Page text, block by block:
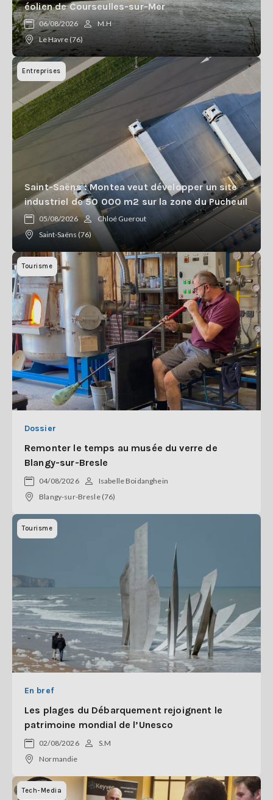
éolien de Courseulles-sur-Mer
06/08/2026
M.H
Le Havre (76)
Entreprises
Saint-Saëns : Montea veut développer un site
industriel de 50 000 m2 sur la zone du Pucheuil
05/08/2026
Chloé Guerout
Saint-Saëns (76)
Tourisme
Dossier
Remonter le temps au musée du verre de
Blangy-sur-Bresle
04/08/2026
Isabelle Boidanghein
Blangy-sur-Bresle (76)
Tourisme
En bref
Les plages du Débarquement rejoignent le
patrimoine mondial de l’Unesco
02/08/2026
S.M
Normandie
Tech-Media